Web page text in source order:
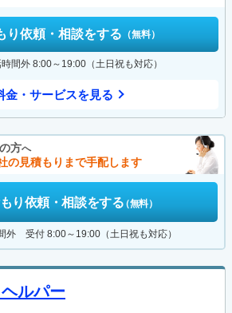
り依頼・相談をする （無料）
間外 8:00～19:00（土日祝も対応）
金・サービスを見る
方へ
の見積もりまで手配します
り依頼・相談をする（無料）
外 受付 8:00～19:00（土日祝も対応）
ルパー